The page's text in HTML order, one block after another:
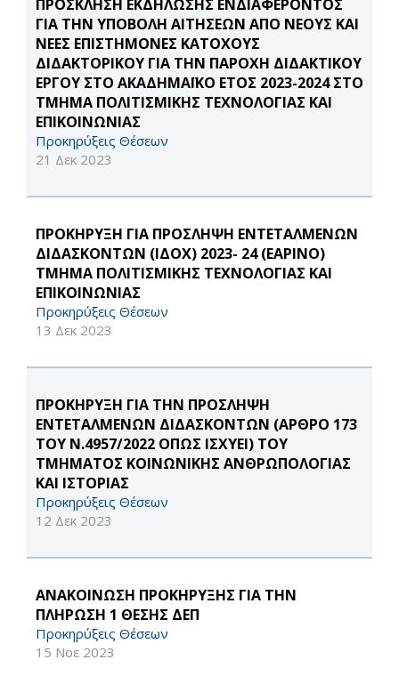
ΠΡΟΣΚΛΗΣΗ ΕΚΔΗΛΩΣΗΣ ΕΝΔΙΑΦΕΡΟΝΤΟΣ
ΓΙΑ THN ΥΠΟΒΟΛΗ ΑΙΤΗΣΕΩΝ ΑΠΟ ΝΕΟΥΣ ΚΑΙ
ΝΕΕΣ ΕΠΙΣΤΗΜΟΝΕΣ ΚΑΤΟΧΟΥΣ
ΔΙΔΑΚΤΟΡΙΚΟΥ ΓΙΑ ΤΗΝ ΠΑΡΟΧΗ ΔΙΔΑΚΤΙΚΟΥ
ΕΡΓΟΥ ΣΤΟ ΑΚΑΔΗΜΑΪΚΟ ΕΤΟΣ 2023-2024 ΣΤΟ
ΤΜΗΜΑ ΠΟΛΙΤΙΣΜΙΚΗΣ ΤΕΧΝΟΛΟΓΙΑΣ ΚΑΙ
ΕΠΙΚΟΙΝΩΝΙΑΣ
Προκηρύξεις Θέσεων
21 Δεκ 2023
ΠΡΟΚΗΡΥΞΗ ΓΙΑ ΠΡΟΣΛΗΨΗ ΕΝΤΕΤΑΛΜΕΝΩΝ
ΔΙΔΑΣΚΟΝΤΩΝ (ΙΔΟΧ) 2023- 24 (ΕΑΡΙΝΟ)
ΤΜΗΜΑ ΠΟΛΙΤΙΣΜΙΚΗΣ ΤΕΧΝΟΛΟΓΙΑΣ ΚΑΙ
ΕΠΙΚΟΙΝΩΝΙΑΣ
Προκηρύξεις Θέσεων
13 Δεκ 2023
ΠΡΟΚΗΡΥΞΗ ΓΙΑ ΤΗΝ ΠΡΟΣΛΗΨΗ
ΕΝΤΕΤΑΛΜΕΝΩΝ ΔΙΔΑΣΚΟΝΤΩΝ (ΑΡΘΡΟ 173
ΤΟΥ Ν.4957/2022 ΟΠΩΣ ΙΣΧΥΕΙ) ΤΟΥ
ΤΜΗΜΑΤΟΣ ΚΟΙΝΩΝΙΚΗΣ ΑΝΘΡΩΠΟΛΟΓΙΑΣ
ΚΑΙ ΙΣΤΟΡΙΑΣ
Προκηρύξεις Θέσεων
12 Δεκ 2023
ΑΝΑΚΟΙΝΩΣΗ ΠΡΟΚΗΡΥΞΗΣ ΓΙΑ ΤΗΝ
ΠΛΗΡΩΣΗ 1 ΘΕΣΗΣ ΔΕΠ
Προκηρύξεις Θέσεων
15 Νοε 2023